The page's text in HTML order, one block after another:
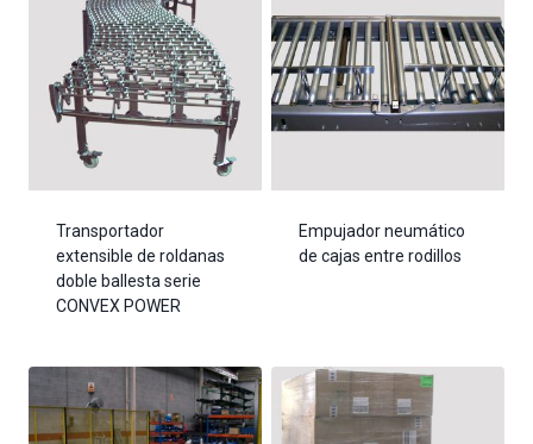
Transportador
extensible de roldanas
doble ballesta serie
CONVEX POWER
Empujador neumático
de cajas entre rodillos